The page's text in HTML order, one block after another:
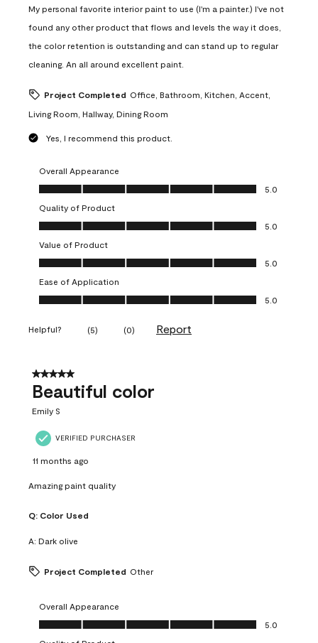
My personal favorite interior paint to use (I'm a painter.) I've not
found any other product that flows and levels the way it does,
the color retention is outstanding and can stand up to regular
cleaning. An all around excellent paint.
Project Completed Office, Bathroom, Kitchen, Accent,
Living Room, Hallway, Dining Room
Yes, I recommend this product.
Overall Appearance
Overall Appearance, 5.0 out of 5
5.0
Quality of Product
Quality of Product, 5.0 out of 5
5.0
Value of Product
Value of Product, 5.0 out of 5
5.0
Ease of Application
Ease of Application, 5.0 out of 5
5.0
Helpful? (5) (0) Report
5 out of 5 stars.
Beautiful color
Emily S
VERIFIED PURCHASER
11 months ago
Amazing paint quality
Q: Color Used
A: Dark olive
Project Completed Other
Overall Appearance
Overall Appearance, 5.0 out of 5
5.0